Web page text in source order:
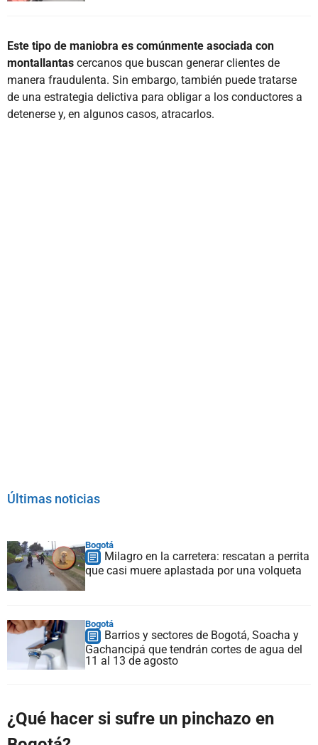
Este tipo de maniobra es comúnmente asociada con
montallantas cercanos que buscan generar clientes de
manera fraudulenta. Sin embargo, también puede tratarse
de una estrategia delictiva para obligar a los conductores a
detenerse y, en algunos casos, atracarlos.
Últimas noticias
Bogotá
Milagro en la carretera: rescatan a perrita
que casi muere aplastada por una volqueta
Bogotá
Barrios y sectores de Bogotá, Soacha y
Gachancipá que tendrán cortes de agua del
11 al 13 de agosto
¿Qué hacer si sufre un pinchazo en